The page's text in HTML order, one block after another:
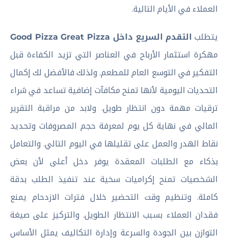
العملاء في الأيام التالية.
يتطلب التقدم السريع داخل Good Pizza Great Pizza
مهكرة استثمار الأرباح في العناصر التي تزيد الكفاءة قبل
التفكير في التوسع العام للمطعم. ولذلك فالأفضل لك إكمال
التحديات اليومية لأنها تمنح مكافآت إضافية تساعد في شراء
ترقيات مهمة دون انتظار طويل. ولابد من مراقبة التقرير
المالي في نهاية كل يوم لمعرفة حجم المصروفات وتحديد
نقاط الهدر والعمل على تقليلها في اليوم التالي. والتعامل
بذكاء مع الطلبات المعقدة يوفر دخل أعلى لأن بعض
الشخصيات تمنح إكراميات سخية عند تنفيذ الطلب بدقة
كاملة. وتنظيم وقت التحضير خلال فترات الازدحام يمنع
فقدان العملاء بسبب الانتظار الطويل. والتركيز على صيغة
التوازن بين الجودة والسرعة وإدارة التكاليف يمثل الأساس